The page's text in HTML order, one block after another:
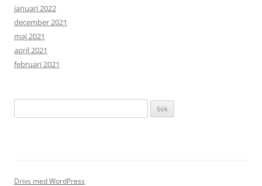
januari 2022
december 2021
maj 2021
april 2021
februari 2021
efter:
Drivs med WordPress